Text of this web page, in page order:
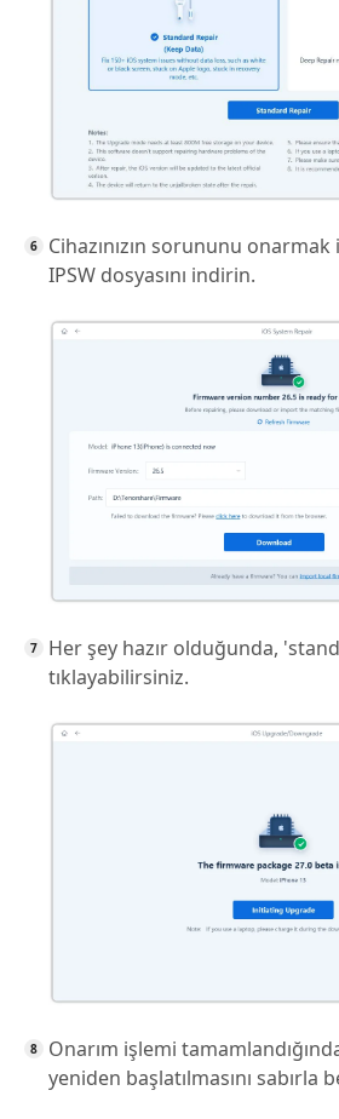
Cihazınızın sorununu
IPSW dosyasını indirin.
Her şey hazır olduğunda,
tıklayabilirsiniz.
Onarım işlemi
yeniden başlatılmasını sabırla